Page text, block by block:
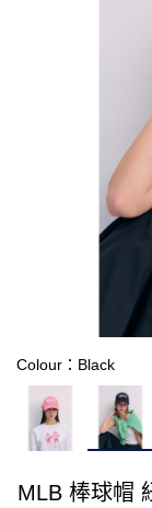
Colour：Black
MLB 棒球帽